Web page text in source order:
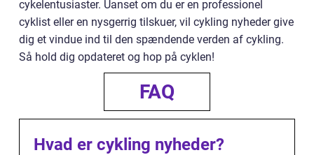
cykelentusiaster. Uanset om du er en professionel
cyklist eller en nysgerrig tilskuer, vil cykling nyheder give
dig et vindue ind til den spændende verden af cykling.
Så hold dig opdateret og hop på cyklen!
FAQ
Hvad er cykling nyheder?